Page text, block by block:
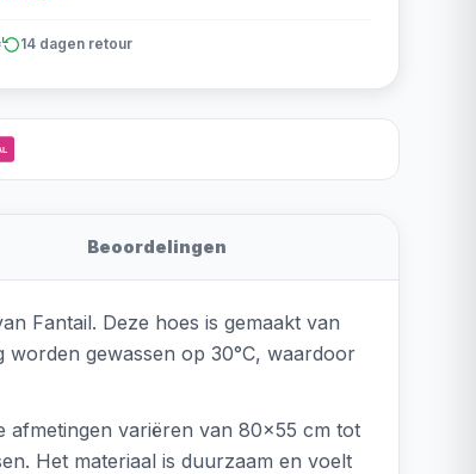
14 dagen retour
Beoordelingen
Fantail. Deze hoes is gemaakt van
gewassen op 30°C, waardoor
afmetingen variëren van 80x55 cm tot
Het materiaal is duurzaam en voelt